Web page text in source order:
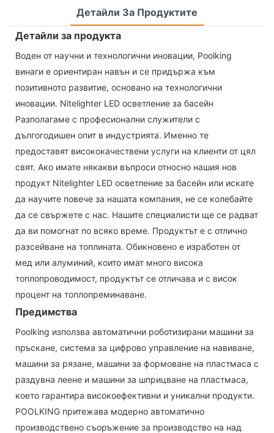
Детайли За Продуктите
Детайли за продукта
Воден от научни и технологични иновации, Poolking
винаги е ориентиран навън и се придържа към
позитивното развитие, основано на технологични
иновации. Nitelighter LED осветление за басейн
Разполагаме с професионални служители с
дългогодишен опит в индустрията. Именно те
предоставят висококачествени услуги на клиенти от цял ​​
свят. Ако имате някакви въпроси относно нашия нов
продукт Nitelighter LED осветление за басейн или искате
да научите повече за нашата компания, не се колебайте
да се свържете с нас. Нашите специалисти ще се радват
да ви помогнат по всяко време. Продуктът е с отлично
разсейване на топлината. Обикновено е изработен от
мед или алуминий, които имат много висока
топлопроводимост, продуктът се отличава и с висок
процент на топлопреминаване.
Предимства
Poolking използва автоматични роботизирани машини за
пръскане, система за цифрово управление на навиване,
машини за рязане, машини за формоване на пластмаса с
раздувна леене и машини за шприцване на пластмаса,
което гарантира високоефективни и уникални продукти.
POOLKING притежава модерно автоматично
производствено съоръжение за производство на над